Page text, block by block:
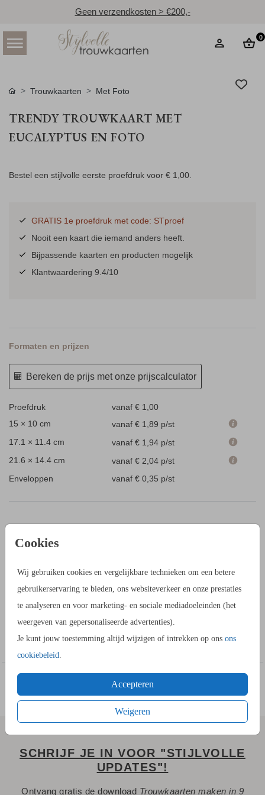
Geen verzendkosten > €200,-
0
Cookies
Wij gebruiken cookies en vergelijkbare technieken om een betere
gebruikerservaring te bieden, ons websiteverkeer en onze prestaties
te analyseren en voor marketing- en sociale mediadoeleinden (het
weergeven van gepersonaliseerde advertenties).
Je kunt jouw toestemming altijd wijzigen of intrekken op ons ons
cookiebeleid.
Accepteren
Weigeren
Trouwkaarten Met Foto
TRENDY TROUWKAART MET
EUCALYPTUS EN FOTO
Bestel een stijlvolle eerste proefdruk voor € 1,00.
GRATIS 1e proefdruk met code: STproef
Nooit een kaart die iemand anders heeft.
Bijpassende kaarten en producten mogelijk
Klantwaardering 9.4/10
Formaten en prijzen
Bereken de prijs met onze prijscalculator
Proefdruk
vanaf € 1,00
15 × 10 cm
vanaf € 1,89 p/st
17.1 × 11.4 cm
vanaf € 1,94 p/st
21.6 × 14.4 cm
vanaf € 2,04 p/st
Enveloppen
vanaf € 0,35 p/st
Een trendy trouwkaart met eucalyptus en foto. Als je deze
trendy trouwkaart met eucalyptus wilt aanpassen kun je dat
doen in de kaartopmaker. Een foto op jullie trouwkaart? Je
kunt eenvoudig een foto uploaden in deze trouwkaart. Dit is
eenvoudig omdat je de vorm van je foto kunt bijsnijden zodat
hij altijd past. Zet het raster over de kaart en laat voldoende
ruimte aan de zijkanten over.
- Ga naar de kaartopmaker om een stijlvol ontwerp te maken.
- Bewaar het ontwerp in je account. Je kunt later verder
- Of bestel gelijk een proefdruk.
Toon meer
SCHRIJF JE IN VOOR "STIJLVOLLE
UPDATES"!
Ontvang gratis de download Trouwkaarten maken in 9